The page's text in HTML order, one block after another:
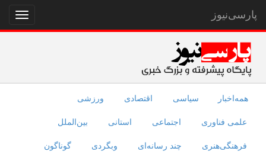
نمایش
منو
پارسی‌نیوز
همه‌اخبار سیاسی اقتصادی ورزشی
علمی فناوری اجتماعی استانی بین‌الملل
فرهنگی‌هنری چند رسانه‌ای وبگردی گوناگون